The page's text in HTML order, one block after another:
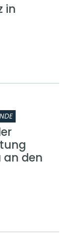
in
den